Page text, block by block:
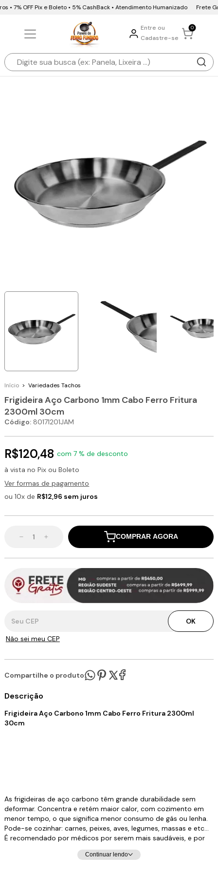
7% OFF Pix e Boleto • 5% CashBack • Atendimento Humanizado Frete
Entre ou
Cadastre-se
0
Início > Variedades Tachos
Frigideira Aço Carbono 1mm Cabo Ferro Fritura
2300ml 30cm
Código: 80171201JAM
R$120,48 com 7 % de desconto
à vista no Pix ou Boleto
Ver formas de pagamento
ou 10x de R$12,96 sem juros
COMPRAR AGORA
OK
Não sei meu CEP
Compartilhe o produto:
Descrição
Frigideira Aço Carbono 1mm Cabo Ferro Fritura 2300ml
30cm
As frigideiras de aço carbono têm grande durabilidade sem
deformar. Concentra e retém maior calor, com cozimento em
menor tempo, o que significa menor consumo de gás ou lenha.
Pode-se cozinhar: carnes, peixes, aves, legumes, massas e etc…
É recomendado por médicos por serem mais saudáveis, e por
adicionarem ferro à comida que neles se preparam. Lave bem
antes de usar para retirar o óleo protetor e após cada uso,
Continuar lendo